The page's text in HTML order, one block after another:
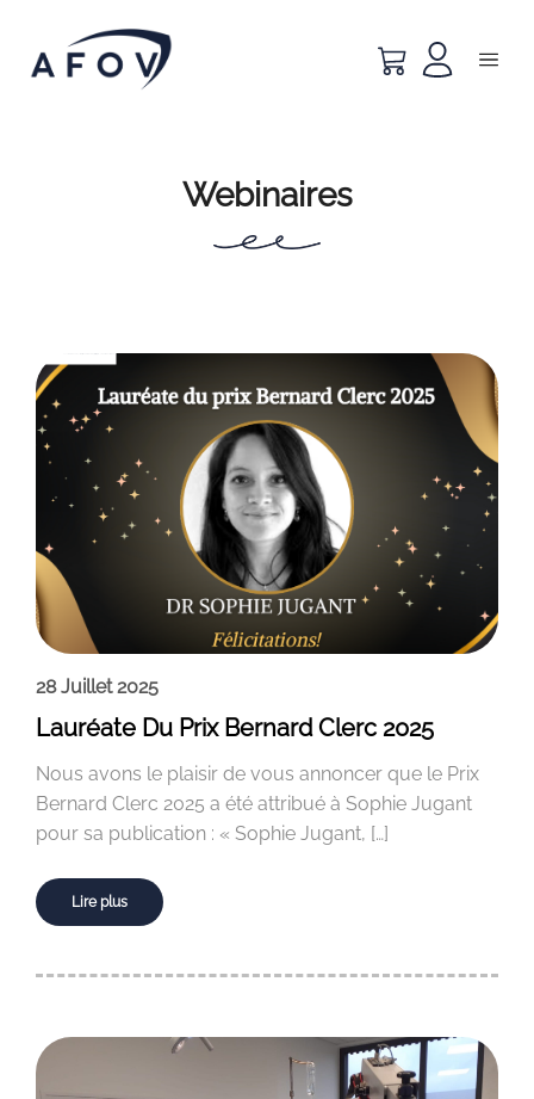
Webinaires
28 Juillet 2025
Lauréate Du Prix Bernard Clerc 2025
Nous avons le plaisir de vous annoncer que le Prix
Bernard Clerc 2025 a été attribué à Sophie Jugant
pour sa publication : « Sophie Jugant, […]
Lire plus